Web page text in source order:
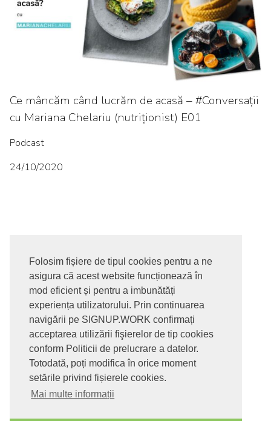
Folosim fișiere de tipul cookies pentru a ne
asigura că acest website funcționează în
mod eficient și pentru a imbunătăți
experiența utilizatorului. Prin continuarea
navigării pe SIGNUP.WORK confirmați
acceptarea utilizării fişierelor de tip cookies
conform Politicii de prelucrare a datelor.
Totodată, poți modifica în orice moment
setările privind fișierele cookies.
Mai multe informații
Ce mâncăm când lucrăm de acasă – #Conversații
cu Mariana Chelariu (nutriționist) E01
Podcast
24/10/2020
© 2017-2026. Toate drepturile rezervate
SIGNUPDOTWORK SRLTermeni si conditii | Politica de
confidentialitate | Politica de livrare si anulare comanda |
Politica GDPR